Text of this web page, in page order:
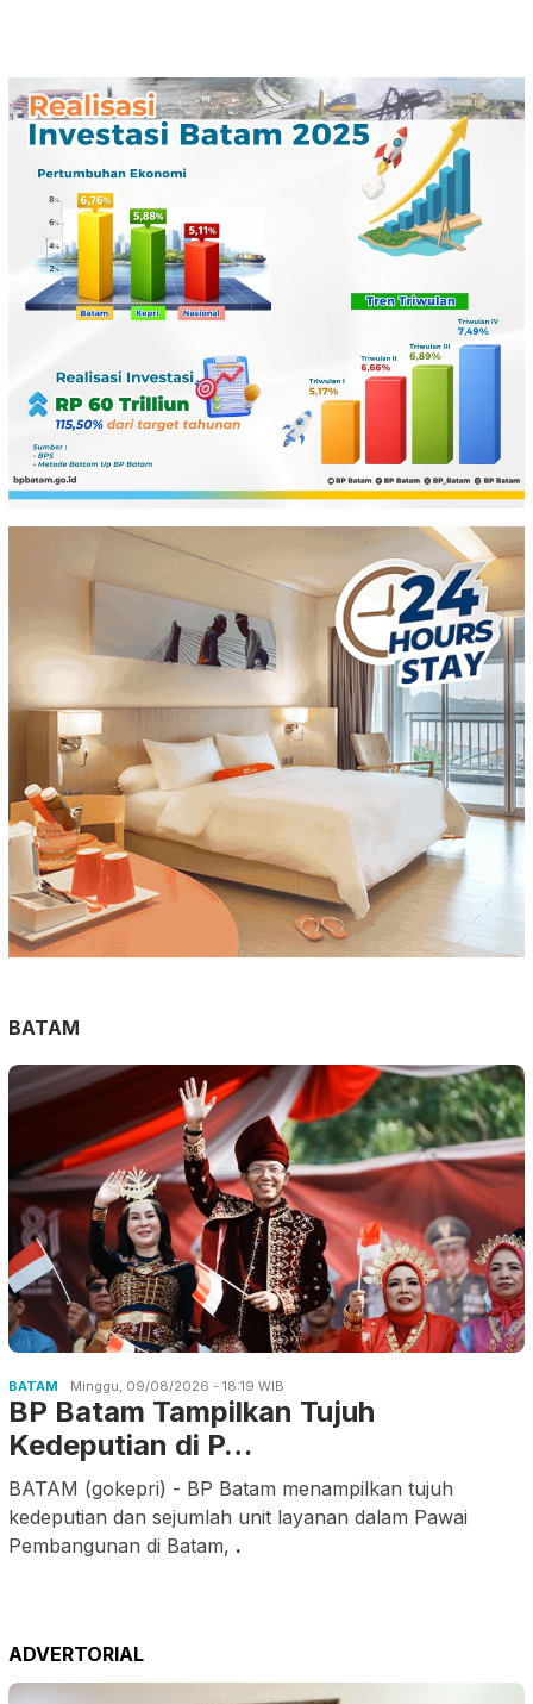
BATAM
BATAM Minggu, 09/08/2026 - 18:19 WIB
BP Batam Tampilkan Tujuh
Kedeputian di P…
BATAM (gokepri) - BP Batam menampilkan tujuh
kedeputian dan sejumlah unit layanan dalam Pawai
Pembangunan di Batam, .
ADVERTORIAL